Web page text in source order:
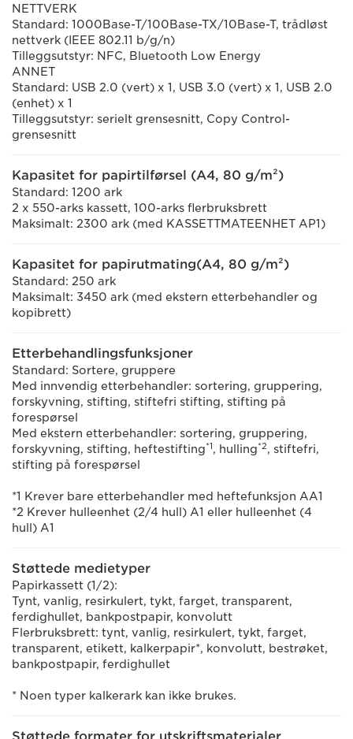
NETTVERK
Standard: 1000Base-T/100Base-TX/10Base-T, trådløst
nettverk (IEEE 802.11 b/g/n)
Tilleggsutstyr: NFC, Bluetooth Low Energy
ANNET
Standard: USB 2.0 (vert) x 1, USB 3.0 (vert) x 1, USB 2.0
(enhet) x 1
Tilleggsutstyr: serielt grensesnitt, Copy Control-
grensesnitt
Kapasitet for papirtilførsel (A4, 80 g/m²)
Standard: 1200 ark
2 x 550-arks kassett, 100-arks flerbruksbrett
Maksimalt: 2300 ark (med KASSETTMATEENHET AP1)
Kapasitet for papirutmating(A4, 80 g/m²)
Standard: 250 ark
Maksimalt: 3450 ark (med ekstern etterbehandler og
kopibrett)
Etterbehandlingsfunksjoner
Standard: Sortere, gruppere
Med innvendig etterbehandler: sortering, gruppering,
forskyvning, stifting, stiftefri stifting, stifting på
forespørsel
Med ekstern etterbehandler: sortering, gruppering,
forskyvning, stifting, heftestifting*1, hulling*2, stiftefri,
stifting på forespørsel
*1 Krever bare etterbehandler med heftefunksjon AA1
*2 Krever hulleenhet (2/4 hull) A1 eller hulleenhet (4
hull) A1
Støttede medietyper
Papirkassett (1/2):
Tynt, vanlig, resirkulert, tykt, farget, transparent,
ferdighullet, bankpostpapir, konvolutt
Flerbruksbrett: tynt, vanlig, resirkulert, tykt, farget,
transparent, etikett, kalkerpapir*, konvolutt, bestrøket,
bankpostpapir, ferdighullet
* Noen typer kalkerark kan ikke brukes.